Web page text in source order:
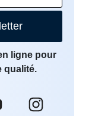
ligne pour
qualité.